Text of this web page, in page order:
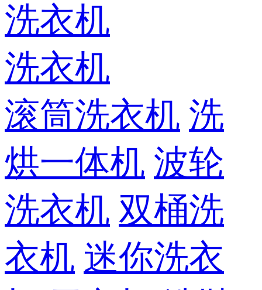
洗衣机
洗衣机
滚筒洗衣机 洗
烘一体机 波轮
洗衣机 双桶洗
衣机 迷你洗衣